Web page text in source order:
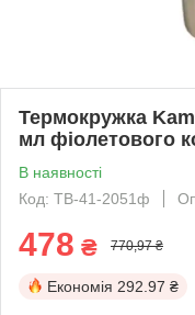
Термокружка
мл фіолетового
В наявності
Код: ТВ-41-2051ф
478 ₴ 770,97 ₴
Економія 292.97 ₴